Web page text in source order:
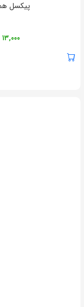
پیکسل
۱۳,۰۰۰